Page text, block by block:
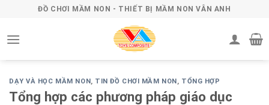
content
ĐỒ CHƠI MẦM NON - THIẾT BỊ MẦM NON VÂN ANH
DẠY VÀ HỌC MẦM NON, TIN ĐỒ CHƠI MẦM NON, TỔNG HỢP
Tổng hợp các phương pháp giáo dục